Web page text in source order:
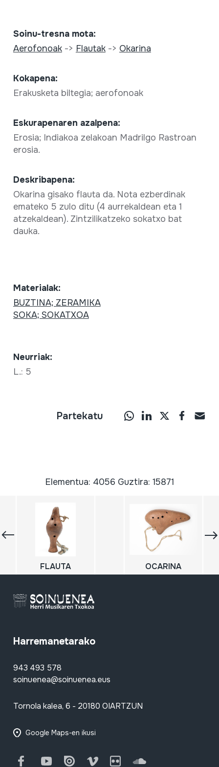
Soinu-tresna mota:
Aerofonoak-> Flautak-> Okarina
Kokapena:
Erakusketa biltegia; aerofonoak
Eskurapenaren azalpena:
Erosia; Indiakoa zelakoan Madrilgo Rastroan
erosia.
Deskribapena:
Okarina gisako flauta da. Nota ezberdinak
emateko 5 zulo ditu (4 aurrekaldean eta 1
atzekaldean). Zintzilikatzeko sokatxo bat
dauka.
Materialak:
BUZTINA; ZERAMIKA
SOKA; SOKATXOA
Neurriak:
L.: 5
Partekatu
Elementua: 4056 Guztira: 15871
FLAUTA OCARINA
Harremanetarako
943 493 578
soinuenea@soinuenea.eus
Tornola kalea, 6 - 20180 OIARTZUN
Google Maps-en ikusi
FacebookYoutube Issuu Vimeo Flickr SoundCloud